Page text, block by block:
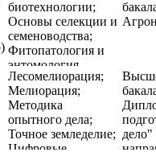
биотехнологии;
Основы селекции и
семеноводства;
Фитопатология и
энтомология
Лесомелиорация;
Мелиорация;
Методика
опытного дела;
Точное земледелие;
Цифровые
дело"